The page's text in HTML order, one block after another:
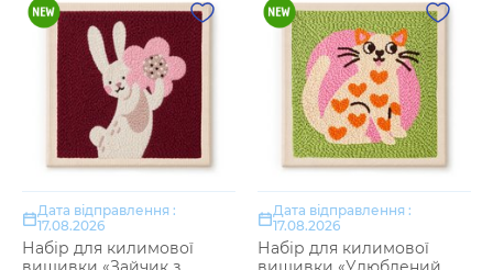
Дата відправлення :
17.08.2026
Набір для килимової
Дата відправлення :
17.08.2026
Набір для килимової